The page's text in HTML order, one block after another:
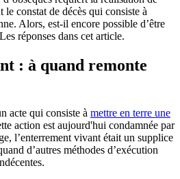
le constat de décès qui consiste à
Alors, est-il encore possible d’être
réponses dans cet article.
: à quand remonte
acte qui consiste à mettre en terre une
action est aujourd'hui condamnée par
l’enterrement vivant était un supplice
d’autres méthodes d’exécution